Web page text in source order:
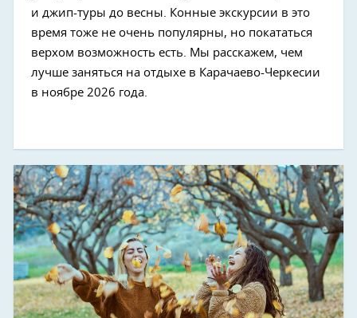
и джип-туры до весны. Конные экскурсии в это
время тоже не очень популярны, но покататься
верхом возможность есть. Мы расскажем, чем
лучше заняться на отдыхе в Карачаево-Черкесии
в ноябре 2026 года.